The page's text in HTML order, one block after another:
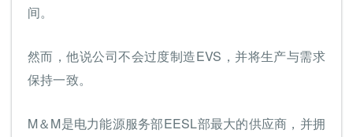
间。
然而，他说公司不会过度制造EVS，并将生产与需求
保持一致。
M＆M是电力能源服务部EESL部最大的供应商，并拥